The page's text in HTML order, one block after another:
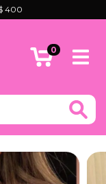
400
0